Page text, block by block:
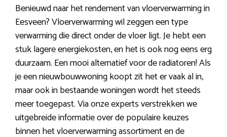
Benieuwd naar het rendement van vloerverwarming in
Eesveen? Vloerverwarming wil zeggen een type
verwarming die direct onder de vloer ligt. Je hebt een
stuk lagere energiekosten, en het is ook nog eens erg
duurzaam. Een mooi alternatief voor de radiatoren! Als
je een nieuwbouwwoning koopt zit het er vaak al in,
maar ook in bestaande woningen wordt het steeds
meer toegepast. Via onze experts verstrekken we
uitgebreide informatie over de populaire keuzes
binnen het vloerverwarming assortiment en de